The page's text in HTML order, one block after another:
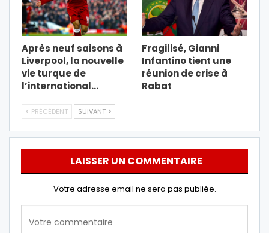
Après neuf saisons à
Liverpool, la nouvelle
vie turque de
l’international…
Fragilisé, Gianni
Infantino tient une
réunion de crise à
Rabat
PRÉCÉDENT SUIVANT
LAISSER UN COMMENTAIRE
Votre adresse email ne sera pas publiée.